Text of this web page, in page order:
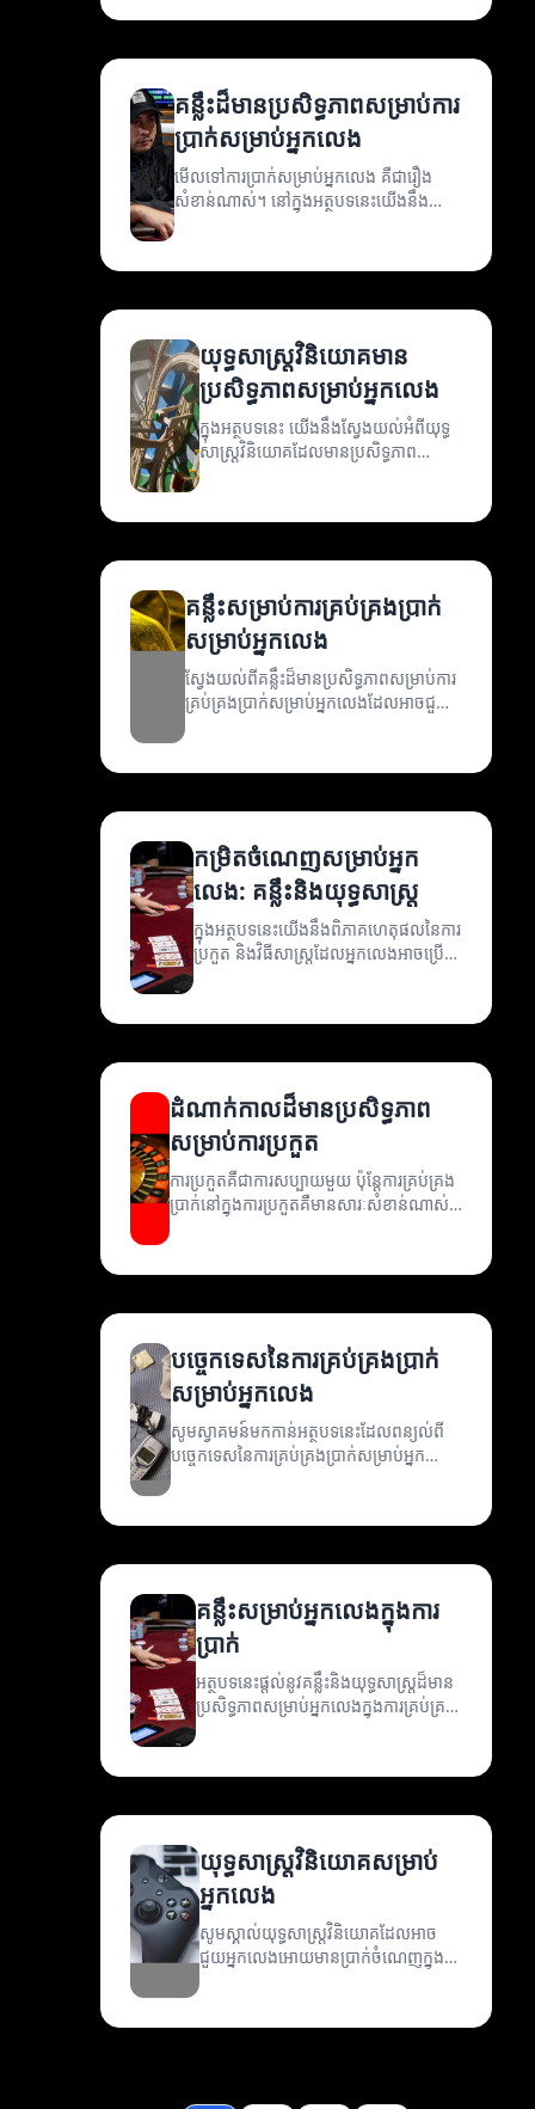
លេង។
គន្លឹះដ៏មានប្រសិទ្ធភាពសម្រាប់ការ
ប្រាក់សម្រាប់អ្នកលេង
មើលទៅការប្រាក់សម្រាប់អ្នកលេង គឺជារឿង
សំខាន់ណាស់។ នៅក្នុងអត្ថបទនេះយើងនឹង
ពិភាក្សាអំពីគន្លឹះនិងយុទ្ធសាស្ត្រដែលអាចជួយអ្នក
យុទ្ធសាស្ត្រវិនិយោគមាន
ប្រសិទ្ធភាពសម្រាប់អ្នកលេង
ក្នុងអត្ថបទនេះ យើងនឹងស្វែងយល់អំពីយុទ្ធ
សាស្ត្រវិនិយោគដែលមានប្រសិទ្ធភាព
គន្លឹះសម្រាប់ការគ្រប់គ្រងប្រាក់
សម្រាប់អ្នកលេង
ស្វែងយល់ពីគន្លឹះដ៏មានប្រសិទ្ធភាពសម្រាប់ការ
គ្រប់គ្រងប្រាក់សម្រាប់អ្នកលេងដែលអាចជួយ
អ្នកក្នុងការប្រកួតឲ្យមានភាពជោគជ័យ។
កម្រិតចំណេញសម្រាប់អ្នក
លេង: គន្លឹះនិងយុទ្ធសាស្ត្រ
ក្នុងអត្ថបទនេះយើងនឹងពិភាគហេតុផលនៃការ
ប្រកួត និងវិធីសាស្ត្រដែលអ្នកលេងអាចប្រើ
ដំណាក់កាលដ៏មានប្រសិទ្ធភាព
សម្រាប់ការប្រកួត
ការប្រកួតគឺជាការសប្បាយមួយ ប៉ុន្តែការគ្រប់គ្រង
ប្រាក់នៅក្នុងការប្រកួតគឺមានសារៈសំខាន់ណាស់។
អានអត្ថបទនេះដើម្បីស្វែងរកគន្លឹះនិងយុទ្ធសាស្ត្រ
បច្ចេកទេសនៃការគ្រប់គ្រងប្រាក់
សម្រាប់អ្នកលេង
សូមស្វាគមន៍មកកាន់អត្ថបទនេះដែលពន្យល់ពី
បច្ចេកទេសនៃការគ្រប់គ្រងប្រាក់សម្រាប់អ្នក
លេង។ យើងនឹងស្វែងយល់ពីវិធីសាស្ត្រដែលអាច
ប្រជែង។
គន្លឹះសម្រាប់អ្នកលេងក្នុងការ
ប្រាក់
អត្ថបទនេះផ្តល់នូវគន្លឹះនិងយុទ្ធសាស្ត្រដ៏មាន
ប្រសិទ្ធភាពសម្រាប់អ្នកលេងក្នុងការគ្រប់គ្រង
ប្រាក់របស់ពួកគេ។
យុទ្ធសាស្ត្រវិនិយោគសម្រាប់
អ្នកលេង
សូមស្គាល់យុទ្ធសាស្ត្រវិនិយោគដែលអាច
ជួយអ្នកលេងអោយមានប្រាក់ចំណេញក្នុង